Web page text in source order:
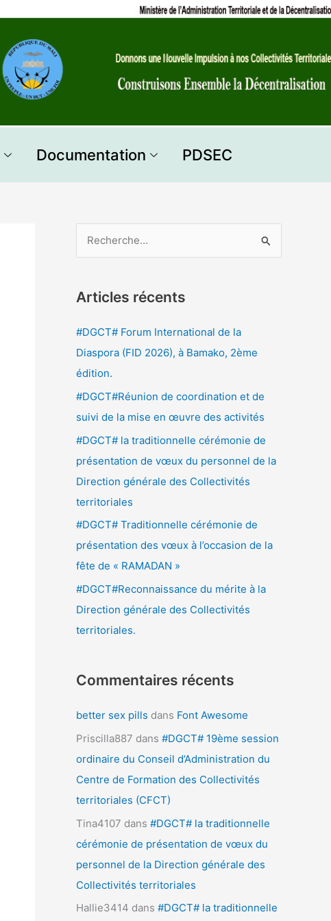
Documentation PDSEC
h
e
r
c
:
Articles récents
#DGCT# Forum International de la
Diaspora (FID 2026), à Bamako, 2ème
édition.
#DGCT#Réunion de coordination et de
suivi de la mise en œuvre des activités
#DGCT# la traditionnelle cérémonie de
présentation de vœux du personnel de la
Direction générale des Collectivités
territoriales
#DGCT# Traditionnelle cérémonie de
présentation des vœux à l’occasion de la
fête de « RAMADAN »
#DGCT#Reconnaissance du mérite à la
Direction générale des Collectivités
territoriales.
Commentaires récents
better sex pills dans Font Awesome
Priscilla887 dans #DGCT# 19ème session
ordinaire du Conseil d’Administration du
Centre de Formation des Collectivités
territoriales (CFCT)
Tina4107 dans #DGCT# la traditionnelle
cérémonie de présentation de vœux du
personnel de la Direction générale des
Collectivités territoriales
Hallie3414 dans #DGCT# la traditionnelle